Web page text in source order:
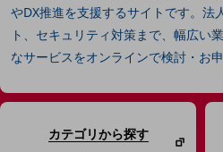
旬な話題やお役立ち資料などDXの課題を
解決するヒントをお届けする記事サイト
新着記事
お役立ち資料ダウンロード
IT用語集
中堅中小企業向け
サービス・ソリューション
やDX推進を支援するサイトです。法
ト、セキュリティ対策まで、幅広い
なサービスをオンラインで検討・お
カテゴリから探す